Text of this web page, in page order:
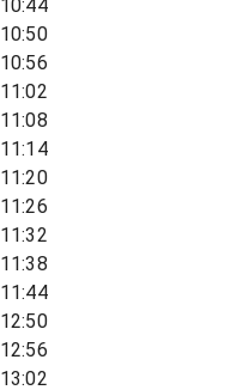
10:44
10:50
10:56
11:02
11:08
11:14
11:20
11:26
11:32
11:38
11:44
12:50
12:56
13:02